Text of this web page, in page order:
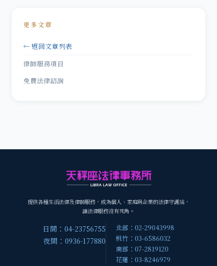
更多文章
← 返回文章列表
律師服務項目
免費法律諮詢
提供各種生活法律及律師服務，成為個人、家庭與企業的法律守護站，
讓法律服務沒有死角。
日間：04-23756755
夜間：0936-177880
北部：02-29043998
桃竹：03-6586032
南部：07-2819120
花蓮：03-8246979